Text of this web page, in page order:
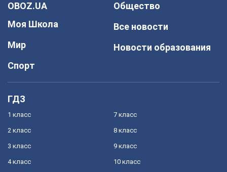
OBOZ.UA
Моя Школа
Мир
Спорт
Общество
Все новости
Новости образования
ГДЗ
1 класс
2 класс
3 класс
4 класс
7 класс
8 класс
9 класс
10 класс